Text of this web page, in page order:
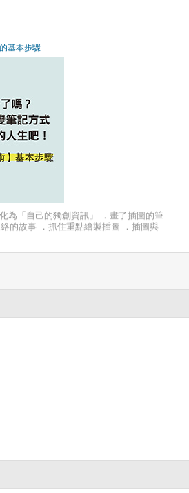
基本步驟
為「自己的獨創資訊」 ．畫了插圖的筆
的故事 ．抓住重點繪製插圖 ．插圖與